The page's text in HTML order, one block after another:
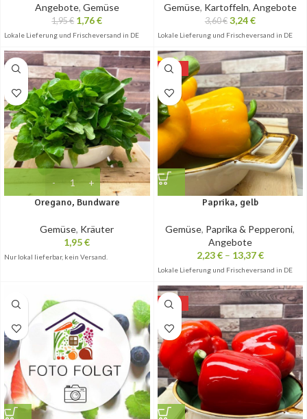
Angebote, Gemüse
1,95€ 1,76€
Lokale Lieferung und Frischeversand in DE
Gemüse, Kartoffeln, Angebote
3,60€ 3,24€
Lokale Lieferung und Frischeversand in DE
Oregano, Bundware
Gemüse, Kräuter
1,95€
Nur lokal lieferbar, kein Versand.
-10%
Paprika, gelb
Gemüse, Paprika & Pepperoni,
Angebote
2,23€– 13,37€
Lokale Lieferung und Frischeversand in DE
-10%